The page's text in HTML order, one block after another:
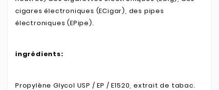
cigares électroniques (ECigar), des pipes
électroniques (EPipe).
ingrédients:
Propylène Glycol USP / EP / E1520, extrait de tabac.